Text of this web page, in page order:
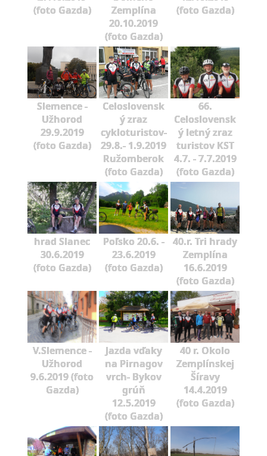
(foto Gazda)
Zemplína
20.10.2019
(foto Gazda)
(foto Gazda)
Slemence -
Užhorod
29.9.2019
(foto Gazda)
Celoslovensk
ý zraz
cykloturistov-
29.8.- 1.9.2019
Ružomberok
(foto Gazda)
66.
Celoslovensk
ý letný zraz
turistov KST
4.7. - 7.7.2019
(foto Gazda)
hrad Slanec
30.6.2019
(foto Gazda)
Poľsko 20.6. -
23.6.2019
(foto Gazda)
40.r. Tri hrady
Zemplína
16.6.2019
(foto Gazda)
V.Slemence -
Užhorod
9.6.2019 (foto
Gazda)
Jazda vďaky
na Pirnagov
vrch- Bykov
grúň
12.5.2019
(foto Gazda)
40 r. Okolo
Zemplínskej
Šíravy
14.4.2019
(foto Gazda)